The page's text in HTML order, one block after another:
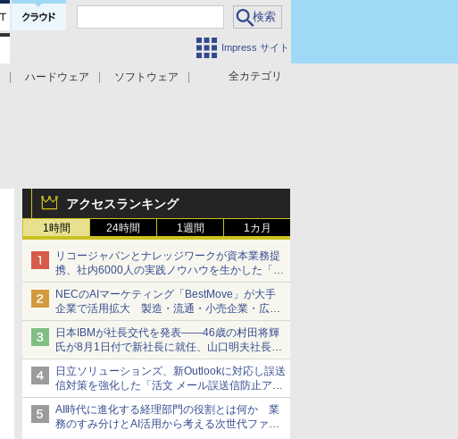
Impress サイト
全カテゴリ
ハードウェア
ソフトウェア
アクセスランキング
1時間 24時間 1週間 1カ月
リコージャパンとナレッジワークが資本業務提
携、社内6000人の実践ノウハウを生かした「AI
商談記録 for RICOH」を展開へ
NECのAIマーケティング「BestMove」が大手
企業で活用拡大 製造・流通・小売企業・広告
代理店などが実装フェーズへ
日本IBMが社長交代を発表――46歳の村田将輝
氏が8月1日付で新社長に就任、山口明夫社長は
会長へ
日立ソリューションズ、新Outlookに対応し誤送
信対策を強化した「活文 メール誤送信防止アド
インサービス」を提供
AI時代に進化する経理部門の役割とは何か 業
務のすみ分けとAI活用から考える次世代ファイ